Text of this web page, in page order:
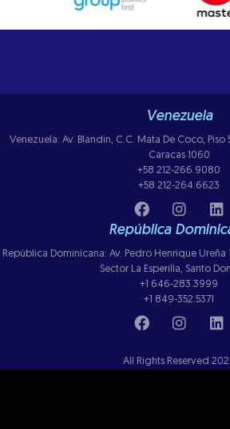
Venezuela
Venezuela: Av. Blandin, C.C. Mata De Coco, Piso
Caracas 1060
+58 212-266.9080
+58 212-264.6623
República
República Dominicana: Av. Pedro Henrique Ureña
Sector La Esperilla, Santo
+1 646-283.3999
+1 849-352.5371
All Rights Reserved